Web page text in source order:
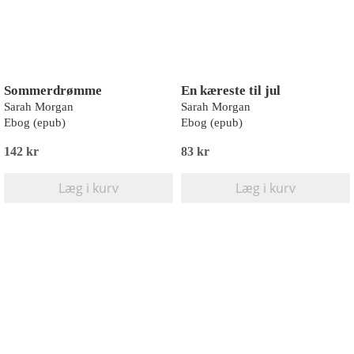
Sommerdrømme
Sarah Morgan
Ebog (epub)
142 kr
Læg i kurv
En kæreste til jul
Sarah Morgan
Ebog (epub)
83 kr
Læg i kurv